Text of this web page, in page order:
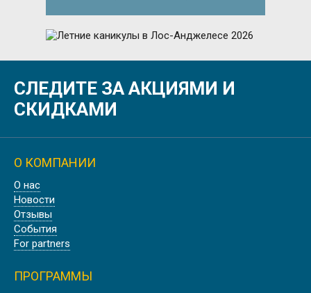
ЛЕТНИЕ КАНИКУЛЫ В ЛОС-
АНДЖЕЛЕСЕ 2026
СЛЕДИТЕ ЗА АКЦИЯМИ И
СКИДКАМИ
О КОМПАНИИ
О нас
Новости
Отзывы
События
For partners
ПРОГРАММЫ